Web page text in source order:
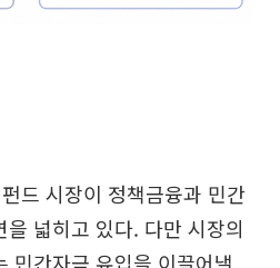
드 시장이 정책금융과 민간
넓히고 있다. 다만 시장의
민간자금 유입을 이끌어낼